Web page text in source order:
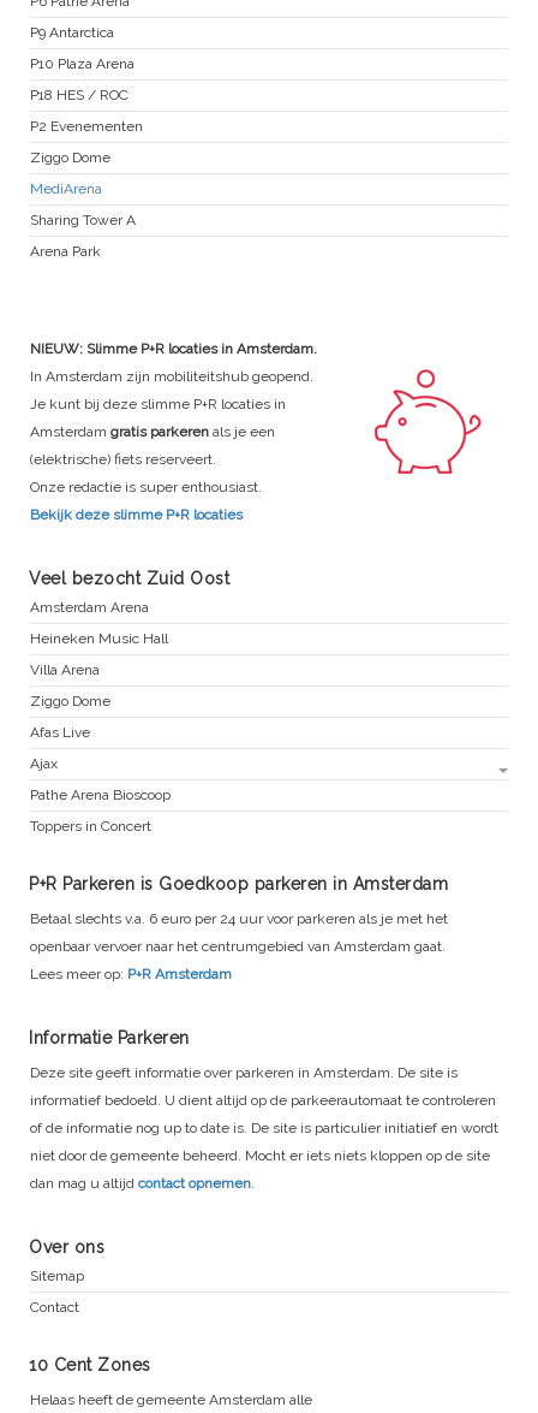
P9 Antarctica
P10 Plaza Arena
P18 HES / ROC
P2 Evenementen
Ziggo Dome
MediArena
Sharing Tower A
Arena Park
NIEUW: Slimme P+R locaties in Amsterdam.
In Amsterdam zijn mobiliteitshub geopend.
Je kunt bij deze slimme P+R locaties in
Amsterdam gratis parkeren als je een
(elektrische) fiets reserveert.
Onze redactie is super enthousiast.
Bekijk deze slimme P+R locaties
Veel bezocht Zuid Oost
Amsterdam Arena
Heineken Music Hall
Villa Arena
Ziggo Dome
Afas Live
Ajax
Pathe Arena Bioscoop
Toppers in Concert
P+R Parkeren is Goedkoop parkeren in Amsterdam
Betaal slechts v.a. 6 euro per 24 uur voor parkeren als je met het
openbaar vervoer naar het centrumgebied van Amsterdam gaat.
Lees meer op: P+R Amsterdam
Informatie Parkeren
Deze site geeft informatie over parkeren in Amsterdam. De site is
informatief bedoeld. U dient altijd op de parkeerautomaat te controleren
of de informatie nog up to date is. De site is particulier initiatief en wordt
niet door de gemeente beheerd. Mocht er iets niets kloppen op de site
dan mag u altijd contact opnemen.
Over ons
Sitemap
Contact
10 Cent Zones
Helaas heeft de gemeente Amsterdam alle